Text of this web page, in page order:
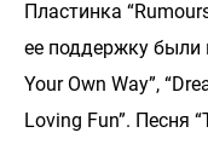
Пластинка
ее поддержку были
Your Own Way”,
Loving Fun”. Песня